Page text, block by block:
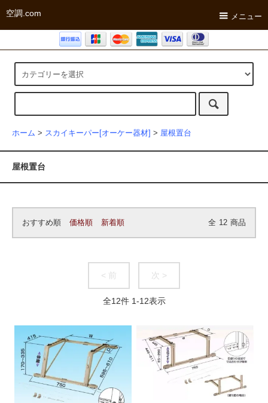
空調.com メニュー
ホーム > スカイキーパー[オーケー器材] > 屋根置台
屋根置台
おすすめ順 価格順 新着順 全 12 商品
< 前 次 >
全12件 1-12表示